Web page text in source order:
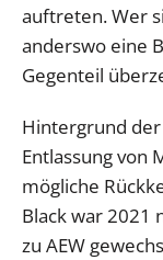
auftreten. Wer
anderswo eine
Gegenteil
Hintergrund der
Entlassung von
mögliche
Black war 2021
zu AEW